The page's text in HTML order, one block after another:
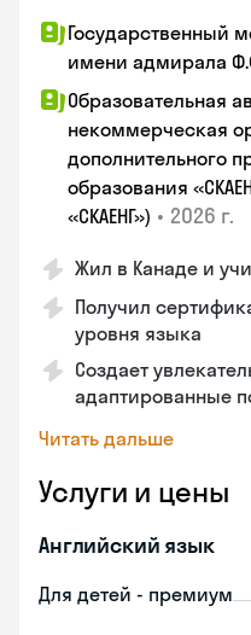
Государственный
имени адмирала
Образовательная
некоммерческая
дополнительного
образования
«СКАЕНГ») • 2026 г.
Жил в Канаде и
Получил
уровня языка
Создает
адаптированные
Читать дальше
Услуги и цены
Английский язык
Для детей - премиум